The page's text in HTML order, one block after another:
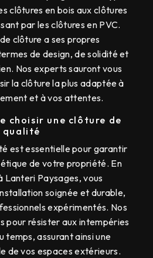
clôtures en bois aux clôtures
par les clôtures en PVC.
clôture a ses propres
de design, de solidité et
Nos experts sauront vous
la clôture la plus adaptée à
et à vos attentes.
choisir une clôture de
qualité
est essentielle pour garantir
de votre propriété. En
Lanteri Paysages, vous
soignée et durable,
expérimentés. Nos
pour résister aux intempéries
temps, assurant ainsi une
de vos espaces extérieurs.